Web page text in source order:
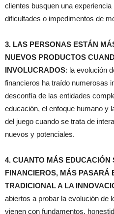
clientes busquen una
dificultades o impedimentos de
3. LAS PERSONAS ESTÁN
NUEVOS PRODUCTOS
INVOLUCRADOS: la evolución
financieros ha traído numerosas
desconfía de las entidades
educación, el enfoque humano y
del juego cuando se trata de
nuevos y potenciales.
4. CUANTO MÁS EDUCACIÓN
FINANCIEROS, MÁS PASARÁ
TRADICIONAL A LA
abiertos a probar la evolución de
vienen con fundamentos,